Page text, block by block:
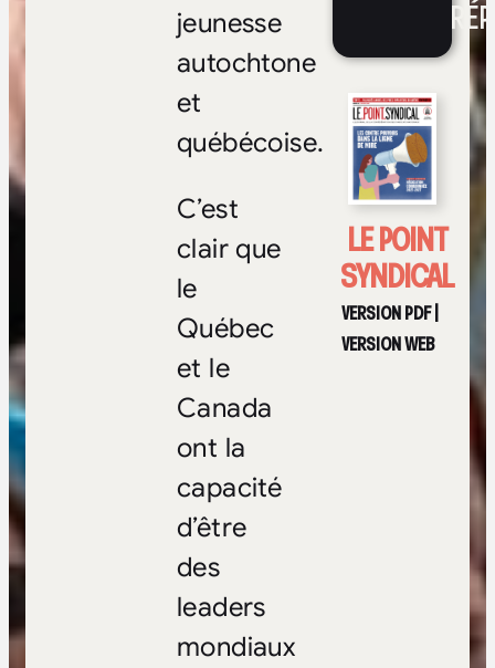
LE POINT
SYNDICAL
VERSION PDF|
VERSION WEB
jeunesse
autochtone
et
québécoise.
C’est
clair que
le
Québec
et le
Canada
ont la
capacité
d’être
des
leaders
mondiaux